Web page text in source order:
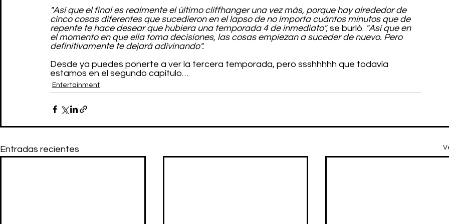
"Así que el final es realmente el último cliffhanger una vez más, porque hay alrededor de
cinco cosas diferentes que sucedieron en el lapso de no importa cuántos minutos que de
repente te hace desear que hubiera una temporada 4 de inmediato", se burló. "Así que en
el momento en que ella toma decisiones, las cosas empiezan a suceder de nuevo. Pero
definitivamente te dejará adivinando".
Desde ya puedes ponerte a ver la tercera temporada, pero ssshhhhh que todavía
estamos en el segundo capítulo…
Entertainment
Entradas recientes